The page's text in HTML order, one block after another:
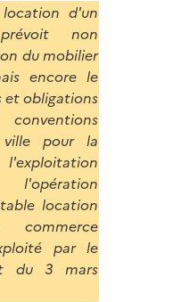
d'un
non
du mobilier
encore le
et obligations
ville pour la
location
par le
du 3 mars